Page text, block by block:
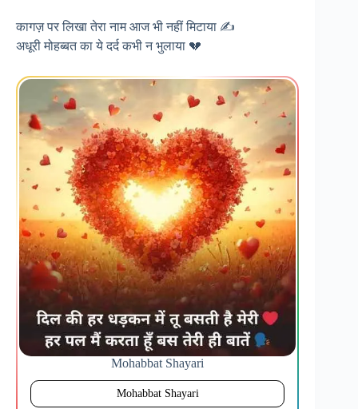
कागज़ पर लिखा तेरा नाम आज भी नहीं मिटाया ✍️
अधूरी मोहब्बत का ये दर्द कभी न भुलाया 💔
Mohabbat Shayari
Mohabbat Shayari